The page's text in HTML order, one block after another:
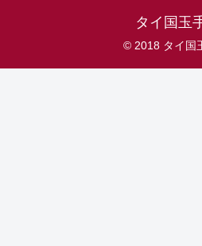
タイ国玉
© 2018 タイ国